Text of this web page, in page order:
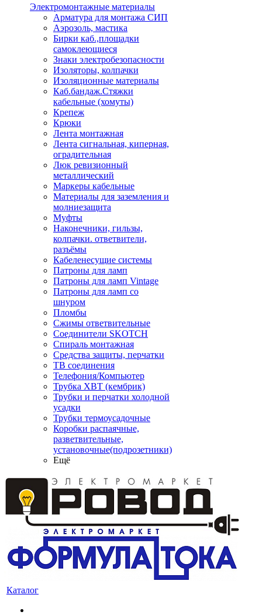
Электромонтажные материалы
Арматура для монтажа СИП
Аэрозоль, мастика
Бирки каб.,площадки
самоклеющиеся
Знаки электробезопасности
Изоляторы, колпачки
Изоляционные материалы
Каб.бандаж.Стяжки
кабельные (хомуты)
Крепеж
Крюки
Лента монтажная
Лента сигнальная, киперная,
оградительная
Люк ревизионный
металлический
Маркеры кабельные
Материалы для заземления и
молниезащита
Муфты
Наконечники, гильзы,
колпачки. ответвители,
разъёмы
Кабеленесущие системы
Патроны для ламп
Патроны для ламп Vintage
Патроны для ламп со
шнуром
Пломбы
Сжимы ответвительные
Соединители SKOTCH
Спираль монтажная
Средства защиты, перчатки
ТВ соединения
Телефония/Компьютер
Трубка ХВТ (кембрик)
Трубки и перчатки холодной
усадки
Трубки термоусадочные
Коробки распаячные,
разветвительные,
установочные(подрозетники)
Ещё
Каталог